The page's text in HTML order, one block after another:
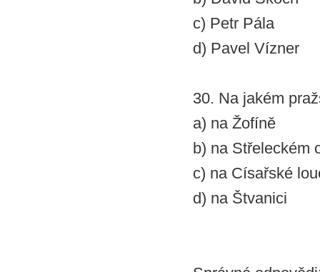
c) Petr Pála
d) Pavel Vízner
30. Na jakém
a) na Žofíně
b) na Střeleckém
c) na Císařské
d) na Štvanici